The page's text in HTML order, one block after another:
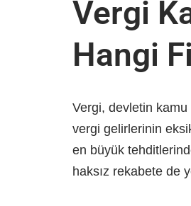
Vergi
Hangi
Vergi, devletin kamu
vergi gelirlerinin
en büyük
haksız rekabete de